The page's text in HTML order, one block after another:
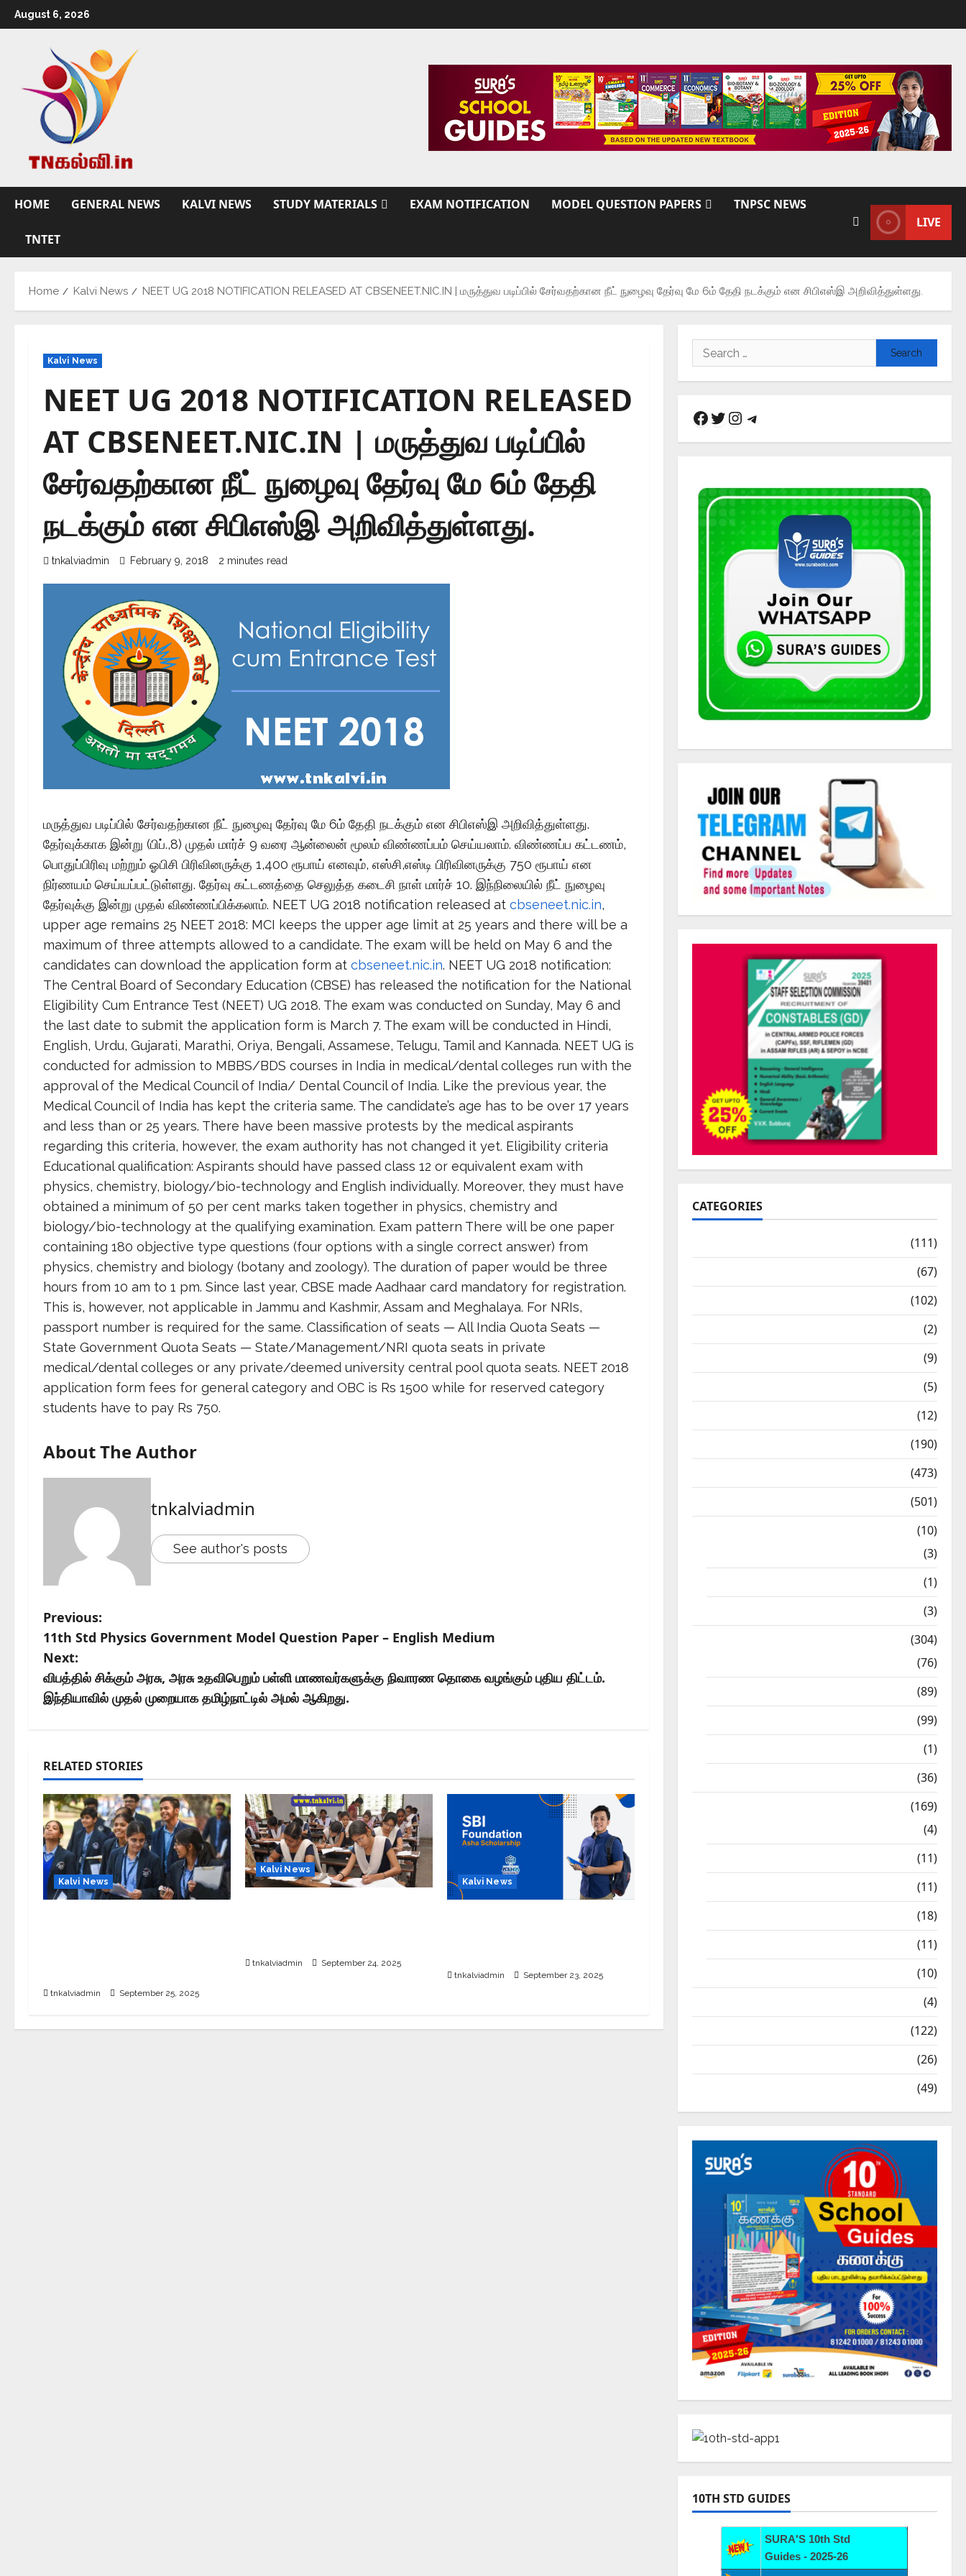
August 6, 2026
HOME GENERAL NEWS KALVI NEWS STUDY MATERIALS EXAM NOTIFICATION MODEL QUESTION PAPERS TNPSC NEWS
TNTET
LIVE
Home Kalvi News NEET UG 2018 NOTIFICATION RELEASED AT CBSENEET.NIC.IN | மருத்துவ படிப்பில் சேர்வதற்கான நீட் நுழைவு தேர்வு மே 6ம் தேதி நடக்கும் என சிபிஎஸ்இ அறிவித்துள்ளது.
Kalvi News
NEET UG 2018 NOTIFICATION RELEASED
AT CBSENEET.NIC.IN | மருத்துவ படிப்பில்
சேர்வதற்கான நீட் நுழைவு தேர்வு மே 6ம் தேதி
நடக்கும் என சிபிஎஸ்இ அறிவித்துள்ளது.
tnkalviadmin February 9, 2018 2 minutes read
மருத்துவ படிப்பில் சேர்வதற்கான நீட் நுழைவு தேர்வு மே 6ம் தேதி நடக்கும் என சிபிஎஸ்இ அறிவித்துள்ளது.
தேர்வுக்காக இன்று (பிப்.,8) முதல் மார்ச் 9 வரை ஆன்லைன் மூலம் விண்ணப்பம் செய்யலாம். விண்ணப்ப கட்டணம்,
பொதுப்பிரிவு மற்றும் ஓபிசி பிரிவினருக்கு 1,400 ரூபாய் எனவும், எஸ்சி,எஸ்டி பிரிவினருக்கு 750 ரூபாய் என
நிர்ணயம் செய்யப்பட்டுள்ளது. தேர்வு கட்டணத்தை செலுத்த கடைசி நாள் மார்ச் 10. இந்நிலையில் நீட் நுழைவு
தேர்வுக்கு இன்று முதல் விண்ணப்பிக்கலாம். NEET UG 2018 notification released at cbseneet.nic.in,
upper age remains 25 NEET 2018: MCI keeps the upper age limit at 25 years and there will be a
maximum of three attempts allowed to a candidate. The exam will be held on May 6 and the
candidates can download the application form at cbseneet.nic.in. NEET UG 2018 notification:
The Central Board of Secondary Education (CBSE) has released the notification for the National
Eligibility Cum Entrance Test (NEET) UG 2018. The exam was conducted on Sunday, May 6 and
the last date to submit the application form is March 7. The exam will be conducted in Hindi,
English, Urdu, Gujarati, Marathi, Oriya, Bengali, Assamese, Telugu, Tamil and Kannada. NEET UG is
conducted for admission to MBBS/BDS courses in India in medical/dental colleges run with the
approval of the Medical Council of India/ Dental Council of India. Like the previous year, the
Medical Council of India has kept the criteria same. The candidate’s age has to be over 17 years
and less than or 25 years. There have been massive protests by the medical aspirants
regarding this criteria, however, the exam authority has not changed it yet. Eligibility criteria
Educational qualification: Aspirants should have passed class 12 or equivalent exam with
physics, chemistry, biology/bio-technology and English individually. Moreover, they must have
obtained a minimum of 50 per cent marks taken together in physics, chemistry and
biology/bio-technology at the qualifying examination. Exam pattern There will be one paper
containing 180 objective type questions (four options with a single correct answer) from
physics, chemistry and biology (botany and zoology). The duration of paper would be three
hours from 10 am to 1 pm. Since last year, CBSE made Aadhaar card mandatory for registration.
This is, however, not applicable in Jammu and Kashmir, Assam and Meghalaya. For NRIs,
passport number is required for the same. Classification of seats — All India Quota Seats —
State Government Quota Seats — State/Management/NRI quota seats in private
medical/dental colleges or any private/deemed university central pool quota seats. NEET 2018
application form fees for general category and OBC is Rs 1500 while for reserved category
students have to pay Rs 750.
About The Author
tnkalviadmin
See author's posts
Previous:
11th Std Physics Government Model Question Paper – English Medium
Next:
விபத்தில் சிக்கும் அரசு, அரசு உதவிபெறும் பள்ளி மாணவர்களுக்கு நிவாரண தொகை வழங்கும் புதிய திட்டம்.
இந்தியாவில் முதல் முறையாக தமிழ்நாட்டில் அமல் ஆகிறது.
RELATED STORIES
Kalvi News
tnkalviadmin September 25, 2025
Kalvi News
tnkalviadmin September 24, 2025
Kalvi News
tnkalviadmin September 23, 2025
CATEGORIES
(111)
(67)
(102)
(2)
(9)
(5)
(12)
(190)
(473)
(501)
(10)
(3)
(1)
(3)
(304)
(76)
(89)
(99)
(1)
(36)
(169)
(4)
(11)
(11)
(18)
(11)
(10)
(4)
(122)
(26)
(49)
10TH STD GUIDES
SURA'S 10th Std
Guides - 2025-26